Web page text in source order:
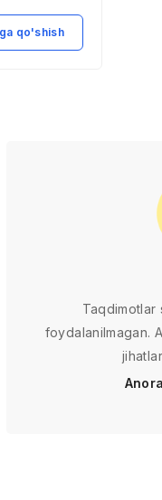
qo'shish
Taqdimotlar
foydalanilmagan.